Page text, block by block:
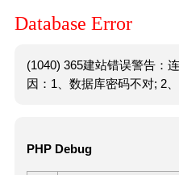
Database Error
(1040) 365建站错误警告：
因：1、数据库密码不对; 2
PHP Debug